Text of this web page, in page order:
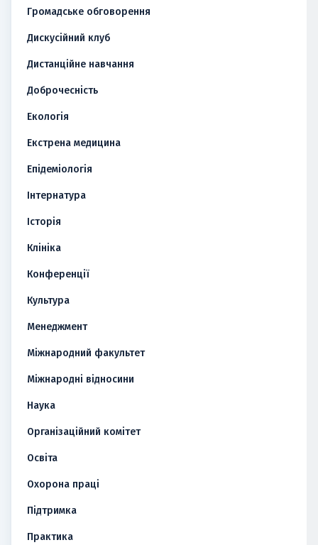
Громадське обговорення
Дискусійний клуб
Дистанційне навчання
Доброчесність
Екологія
Екстрена медицина
Епідеміологія
Інтернатура
Історія
Клініка
Конференції
Культура
Менеджмент
Міжнародний факультет
Міжнародні відносини
Наука
Організаційний комітет
Освіта
Охорона праці
Підтримка
Практика